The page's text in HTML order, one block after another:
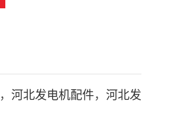
， 河北发电机配件， 河北发